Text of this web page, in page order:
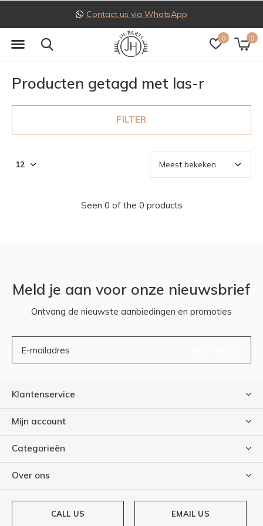
0 0
Contact us via WhatsApp
Producten getagd met las-r
FILTER
Seen 0 of the 0 products
Meld je aan voor onze nieuwsbrief
Ontvang de nieuwste aanbiedingen en promoties
Klantenservice
Mijn account
Categorieën
Over ons
CALL US EMAIL US